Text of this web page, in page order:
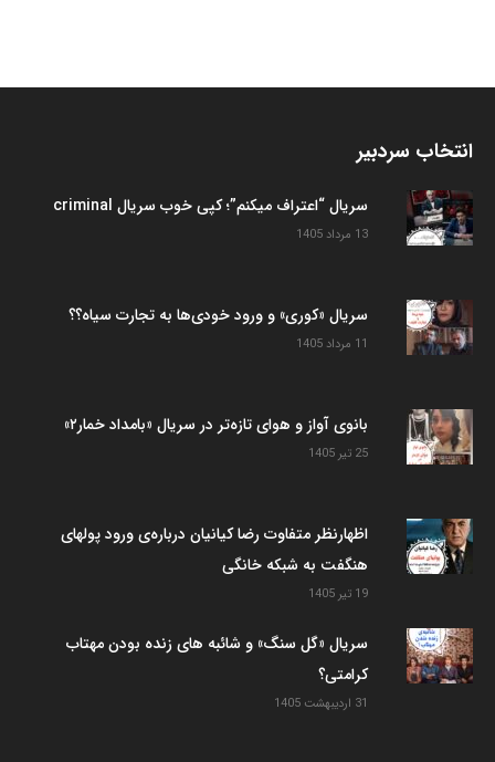
انتخاب سردبیر
سریال “اعتراف میکنم”؛ کپی خوب سریال criminal
13 مرداد 1405
سریال «کوری» و ورود خودی‌ها به تجارت سیاه؟؟
11 مرداد 1405
بانوی آواز و هوای تازه‌تر در سریال «بامداد خمار۲»
25 تیر 1405
اظهارنظر متفاوت رضا کیانیان درباره‌ی ورود پولهای
هنگفت به شبکه خانگی
19 تیر 1405
سریال «گل سنگ» و شائبه های زنده بودن مهتاب
کرامتی؟
31 اردیبهشت 1405